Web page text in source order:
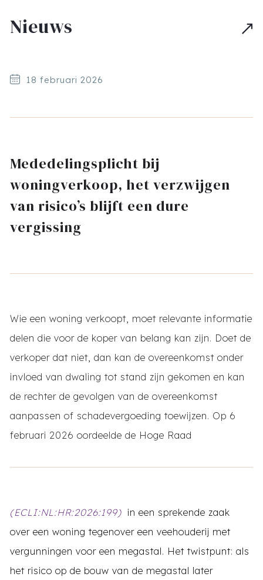
Nieuws
18 februari 2026
Mededelingsplicht bij
woningverkoop, het verzwijgen
van risico’s blijft een dure
vergissing
Wie een woning verkoopt, moet relevante informatie
delen die voor de koper van belang kan zijn. Doet de
verkoper dat niet, dan kan de overeenkomst onder
invloed van dwaling tot stand zijn gekomen en kan
de rechter de gevolgen van de overeenkomst
aanpassen of schadevergoeding toewijzen. Op 6
februari 2026 oordeelde de Hoge Raad
(ECLI:NL:HR:2026:199) in een sprekende zaak
over een woning tegenover een veehouderij met
vergunningen voor een megastal. Het twistpunt: als
het risico op de bouw van de megastal later